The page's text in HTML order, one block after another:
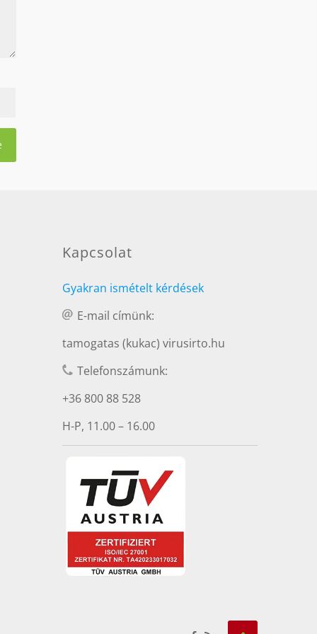
Kapcsolat
Gyakran ismételt kérdések
E-mail címünk:
tamogatas (kukac) virusirto.hu
Telefonszámunk:
+36 800 88 528
H-P, 11.00 – 16.00